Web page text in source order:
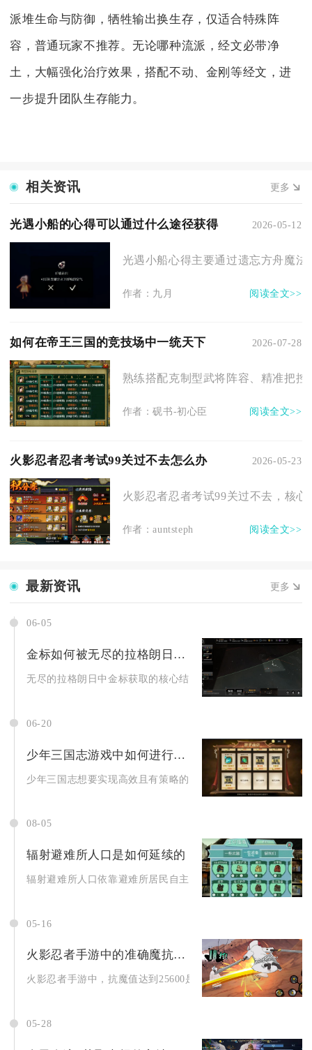
派堆生命与防御，牺牲输出换生存，仅适合特殊阵
容，普通玩家不推荐。无论哪种流派，经文必带净
土，大幅强化治疗效果，搭配不动、金刚等经文，进
一步提升团队生存能力。
相关资讯 更多
光遇小船的心得可以通过什么途径获得 2026-05-12
光遇小船心得主要通过遗忘方舟魔
作者：九月 阅读全文>>
如何在帝王三国的竞技场中一统天下 2026-07-28
熟练搭配克制型武将阵容、精准把
作者：砚书-初心臣 阅读全文>>
火影忍者忍者考试99关过不去怎么办 2026-05-23
火影忍者忍者考试99关过不去，核
作者：auntsteph 阅读全文>>
最新资讯 更多
06-05
金标如何被无尽的拉格朗日所获得
无尽的拉格朗日中金标获取的核心结果为护卫、驱逐、巡洋、
06-20
少年三国志游戏中如何进行更有策略的攻略
少年三国志想要实现高效且有策略的养成与对战，核心思路是
08-05
辐射避难所人口是如何延续的
辐射避难所人口依靠避难所居民自主繁衍作为长期延续核心途
05-16
火影忍者手游中的准确魔抗值必出祝福是多少
火影忍者手游中，抗魔值达到25600是必出祝福饰品的准确门槛
05-28